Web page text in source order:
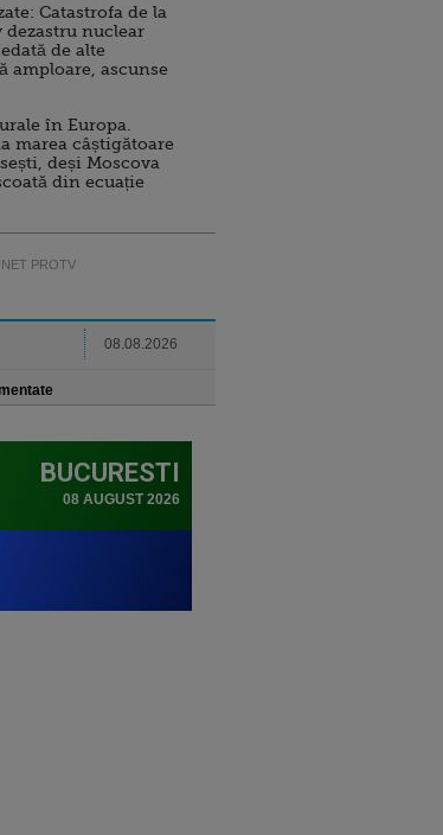
Catastrofa de la
nuclear
de alte
amploare, ascunse
în Europa.
marea câștigătoare
deși Moscova
din ecuație
PROTV
08.08.2026